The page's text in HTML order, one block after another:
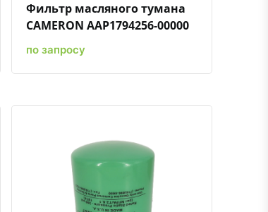
Фильтр масляного тумана
CAMERON AAP1794256-00000
по запросу